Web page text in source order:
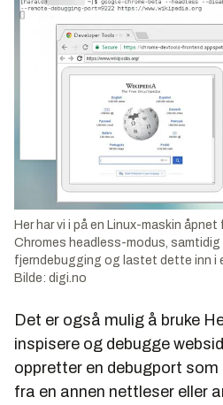
Her har vi i på en Linux-maskin
Chromes headless-modus, samtidig
fjerndebugging og lastet dette inn i
Bilde: digi.no
Det er også mulig å bruke
inspisere og debugge
oppretter en debugport
fra en annen nettleser eller